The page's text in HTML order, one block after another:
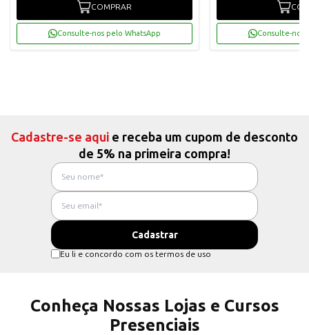
COMPRAR
Consulte-nos pelo WhatsApp Consulte-nos
Cadastre-se aqui e receba um cupom de desconto
de 5% na primeira compra!
Eu li e concordo com os termos de uso
Conheça Nossas Lojas e Cursos
Presenciais